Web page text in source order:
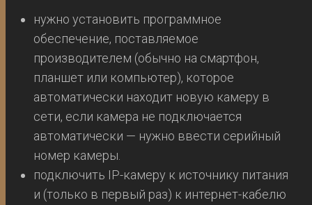
нужно установить программное
обеспечение, поставляемое
производителем (обычно на смартфон,
планшет или компьютер), которое
автоматически находит новую камеру в
сети, если камера не подключается
автоматически — нужно ввести серийный
номер камеры.
подключить IP-камеру к источнику питания
и (только в первый раз) к интернет-кабелю